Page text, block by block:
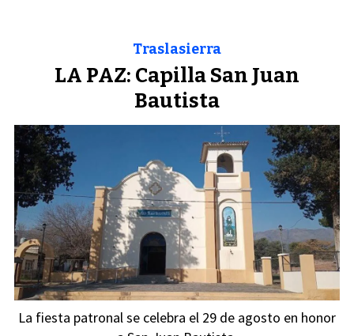
LA PAZ: Capilla San Juan
Bautista
Traslasierra
La fiesta patronal se celebra el 29 de agosto en honor